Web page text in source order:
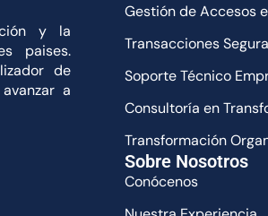
y la
paises.
de
a
Gestión de Accesos
Transacciones
Soporte Técnico
Consultoría en
Transformación
Sobre Nosotros
Conócenos